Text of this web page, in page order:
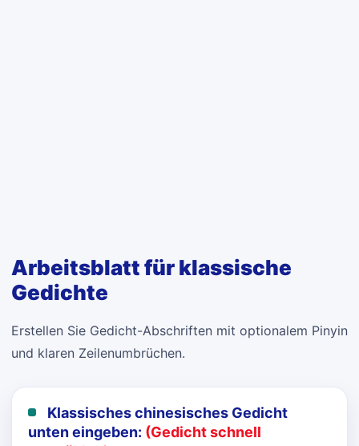
Arbeitsblatt für klassische
Gedichte
Erstellen Sie Gedicht-Abschriften mit optionalem Pinyin
und klaren Zeilenumbrüchen.
Klassisches chinesisches Gedicht
unten eingeben: (Gedicht schnell